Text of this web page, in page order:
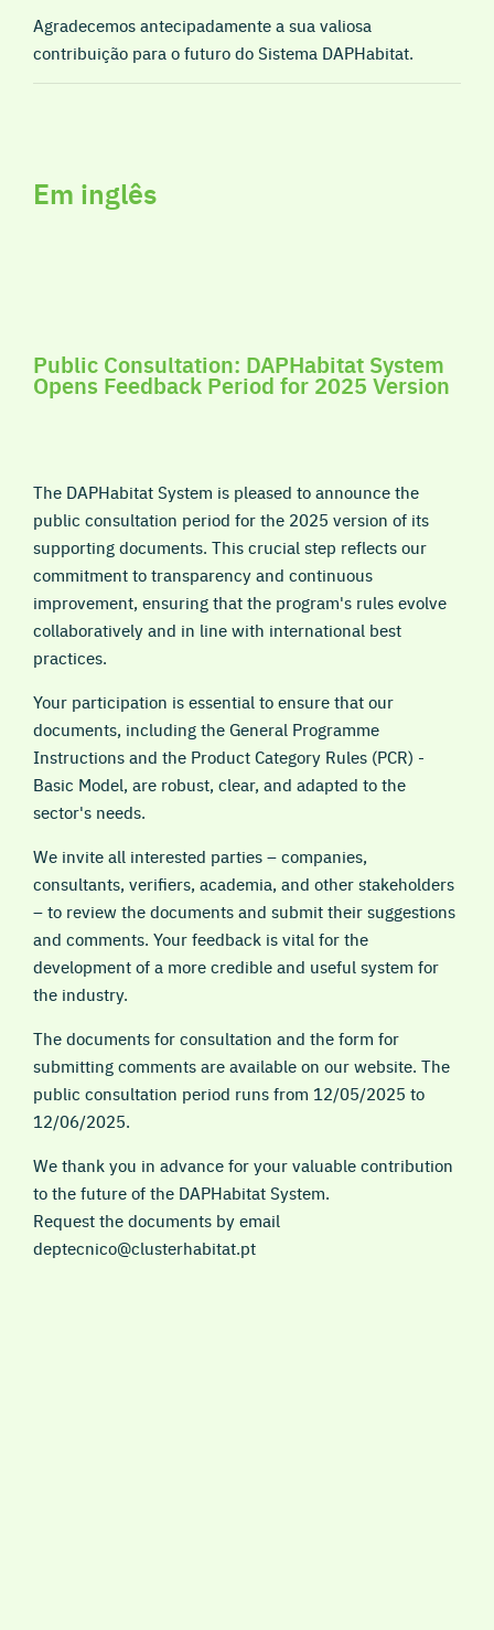
Agradecemos antecipadamente a sua valiosa
contribuição para o futuro do Sistema DAPHabitat.
Em inglês
Public Consultation: DAPHabitat System
Opens Feedback Period for 2025 Version
The DAPHabitat System is pleased to announce the
public consultation period for the 2025 version of its
supporting documents. This crucial step reflects our
commitment to transparency and continuous
improvement, ensuring that the program's rules evolve
collaboratively and in line with international best
practices.
Your participation is essential to ensure that our
documents, including the General Programme
Instructions and the Product Category Rules (PCR) -
Basic Model, are robust, clear, and adapted to the
sector's needs.
We invite all interested parties – companies,
consultants, verifiers, academia, and other stakeholders
– to review the documents and submit their suggestions
and comments. Your feedback is vital for the
development of a more credible and useful system for
the industry.
The documents for consultation and the form for
submitting comments are available on our website. The
public consultation period runs from 12/05/2025 to
12/06/2025.
We thank you in advance for your valuable contribution
to the future of the DAPHabitat System.
Request the documents by email
deptecnico@clusterhabitat.pt